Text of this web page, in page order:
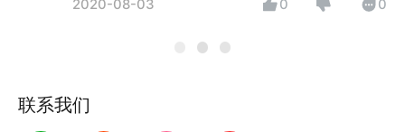
2020-08-03 0 0
联系我们